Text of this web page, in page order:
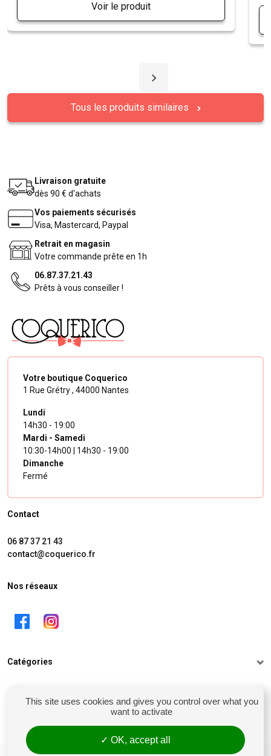
Voir le produit
Tous les produits similaires
Livraison gratuite
dès 90 € d'achats
Vos paiements sécurisés
Visa, Mastercard, Paypal
Retrait en magasin
Votre commande prête en 1h
06.87.37.21.43
Prêts à vous conseiller !
Votre boutique Coquerico
1 Rue Grétry , 44000 Nantes
Lundi
14h30 - 19:00
Mardi - Samedi
10:30-14h00 | 14h30 - 19:00
Dimanche
Fermé
Contact
06 87 37 21 43
contact@coquerico.fr
Nos réseaux
Catégories
Mon compte
This site uses cookies and gives you control over what you
want to activate
OK, accept all